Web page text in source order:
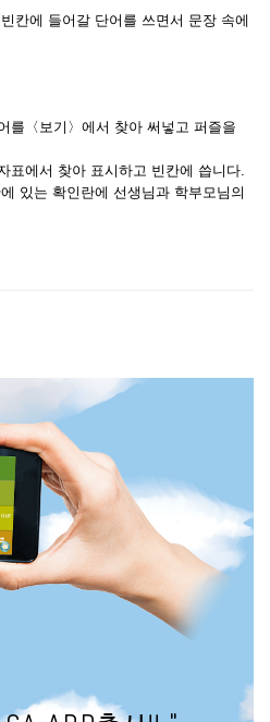
칸에 들어갈 단어를 쓰면서 문장 속에
를〈보기〉에서 찾아 써넣고 퍼즐을
표에서 찾아 표시하고 빈칸에 씁니다.
있는 확인란에 선생님과 학부모님의